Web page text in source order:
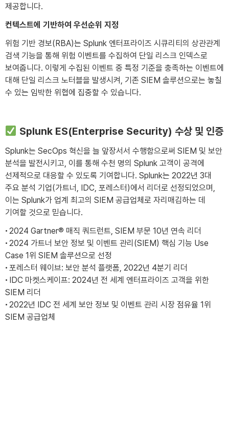
제공합니다.
컨텍스트에 기반하여 우선순위 지정
위험 기반 경보(RBA)는 Splunk 엔터프라이즈 시큐리티의 상관관계
검색 기능을 통해 위험 이벤트를 수집하여 단일 리스크 인덱스로
보여줍니다. 이렇게 수집된 이벤트 중 특정 기준을 충족하는 이벤트에
대해 단일 리스크 노터블을 발생시켜, 기존 SIEM 솔루션으로는 놓칠
수 있는 임박한 위협에 집중할 수 있습니다.
Splunk ES(Enterprise Security) 수상 및 인증
Splunk는 SecOps 혁신을 늘 앞장서서 수행함으로써 SIEM 및 보안
분석을 발전시키고, 이를 통해 수천 명의 Splunk 고객이 공격에
선제적으로 대응할 수 있도록 기여합니다. Splunk는 2022년 3대
주요 분석 기업(가트너, IDC, 포레스터)에서 리더로 선정되었으며,
이는 Splunk가 업계 최고의 SIEM 공급업체로 자리매김하는 데
기여할 것으로 믿습니다.
· 2024 Gartner® 매직 쿼드런트, SIEM 부문 10년 연속 리더
· 2024 가트너 보안 정보 및 이벤트 관리(SIEM) 핵심 기능 Use
Case 1위 SIEM 솔루션으로 선정
· 포레스터 웨이브: 보안 분석 플랫폼, 2022년 4분기 리더
· IDC 마켓스케이프: 2024년 전 세계 엔터프라이즈 고객을 위한
SIEM 리더
· 2022년 IDC 전 세계 보안 정보 및 이벤트 관리 시장 점유율 1위
SIEM 공급업체